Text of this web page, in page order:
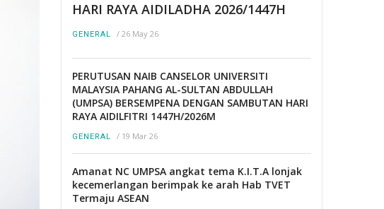
HARI RAYA AIDILADHA 2026/1447H
GENERAL / 26 May 26
PERUTUSAN NAIB CANSELOR UNIVERSITI
MALAYSIA PAHANG AL-SULTAN ABDULLAH
(UMPSA) BERSEMPENA DENGAN SAMBUTAN HARI
RAYA AIDILFITRI 1447H/2026M
GENERAL / 19 Mar 26
Amanat NC UMPSA angkat tema K.I.T.A lonjak
kecemerlangan berimpak ke arah Hab TVET
Termaju ASEAN